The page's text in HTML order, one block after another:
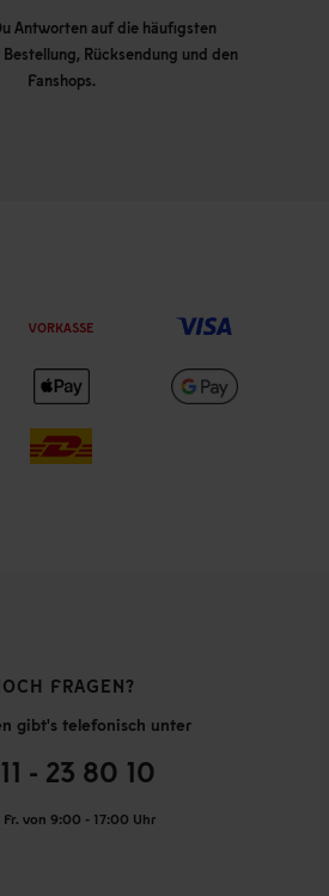
Antworten auf die häufigsten
Bestellung, Rücksendung und den
Fanshops.
VORKASSE
FRAGEN?
gibt's telefonisch unter
- 23 80 10
Fr. von 9:00 - 17:00 Uhr